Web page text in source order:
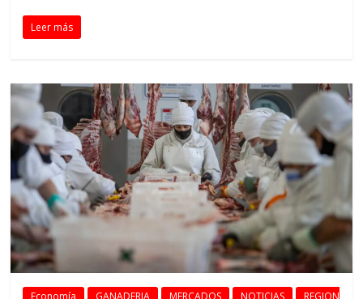
Leer más
Economía GANADERIA MERCADOS NOTICIAS
REGION